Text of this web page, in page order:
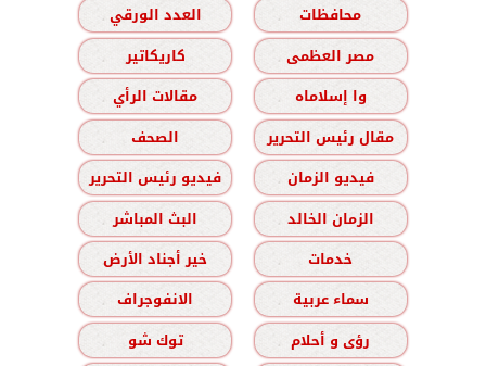
محافظات
العدد الورقي
مصر العظمى
كاريكاتير
وا إسلاماه
مقالات الرأي
مقال رئيس التحرير
الصحف
فيديو الزمان
فيديو رئيس التحرير
الزمان الخالد
البث المباشر
خدمات
خير أجناد الأرض
سماء عربية
الانفوجراف
رؤى و أحلام
توك شو